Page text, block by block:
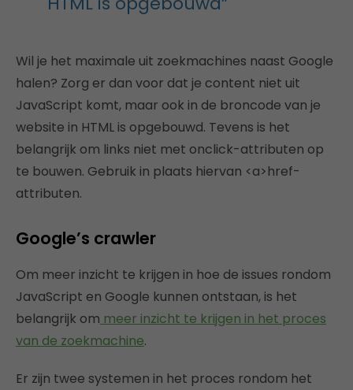
Wil je het maximale uit zoekmachines naast Google
halen? Zorg er dan voor dat je content niet uit
JavaScript komt, maar ook in de broncode van je
website in HTML is opgebouwd. Tevens is het
belangrijk om links niet met onclick-attributen op
te bouwen. Gebruik in plaats hiervan <a>href-
attributen.
Google’s crawler
Om meer inzicht te krijgen in hoe de issues rondom
JavaScript en Google kunnen ontstaan, is het
belangrijk om meer inzicht te krijgen in het proces
van de zoekmachine.
Er zijn twee systemen in het proces rondom het